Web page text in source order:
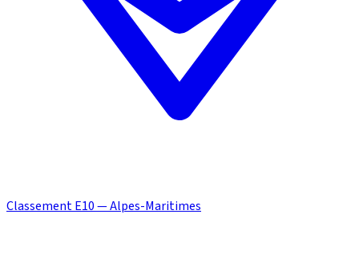
Classement E10 — Alpes-Maritimes